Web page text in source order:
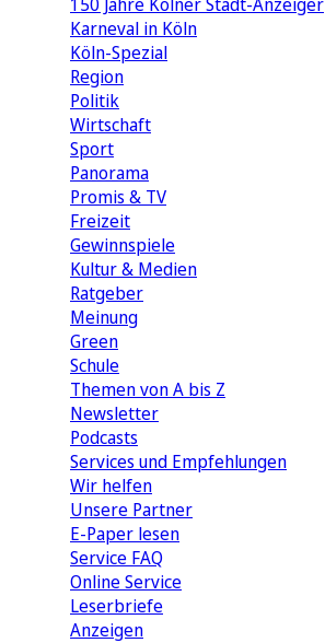
Karneval in Köln
Köln-Spezial
Region
Politik
Wirtschaft
Sport
Panorama
Promis & TV
Freizeit
Gewinnspiele
Kultur & Medien
Ratgeber
Meinung
Green
Schule
Themen von A bis Z
Newsletter
Podcasts
Services und Empfehlungen
Wir helfen
Unsere Partner
E-Paper lesen
Service FAQ
Online Service
Leserbriefe
Anzeigen